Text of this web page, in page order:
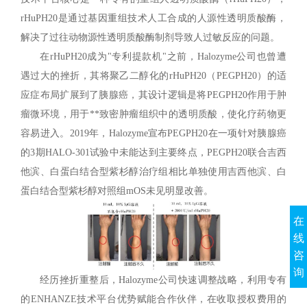
rHuPH20是通过基因重组技术人工合成的人源性透明质酸酶，
解决了过往动物源性透明质酸酶制剂导致人过敏反应的问题。
在rHuPH20成为"专利提款机"之前，Halozyme公司也曾遭
遇过大的挫折，其将聚乙二醇化的rHuPH20（PEGPH20）的适
应症布局扩展到了胰腺癌，其设计逻辑是将PEGPH20作用于肿
瘤微环境，用于**致密肿瘤组织中的透明质酸，使化疗药物更
容易进入。2019年，Halozyme宣布PEGPH20在一项针对胰腺癌
的3期HALO-301试验中未能达到主要终点，PEGPH20联合吉西
他滨、白蛋白结合型紫杉醇治疗组相比单独使用吉西他滨、白
蛋白结合型紫杉醇对照组mOS未见明显改善。
经历挫折重整后，Halozyme公司快速调整战略，利用专有
的ENHANZE技术平台优势赋能合作伙伴，在收取授权费用的
在
线
咨
询